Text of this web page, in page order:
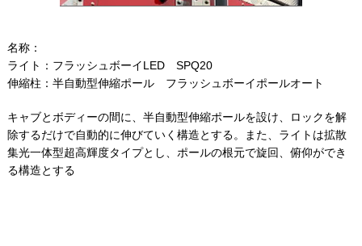
名称：
ライト：フラッシュボーイLED SPQ20
伸縮柱：半自動型伸縮ポール フラッシュボーイポールオート
キャブとボディーの間に、半自動型伸縮ポールを設け、ロックを解
除するだけで自動的に伸びていく構造とする。また、ライトは拡散
集光一体型超高輝度タイプとし、ポールの根元で旋回、俯仰ができ
る構造とする